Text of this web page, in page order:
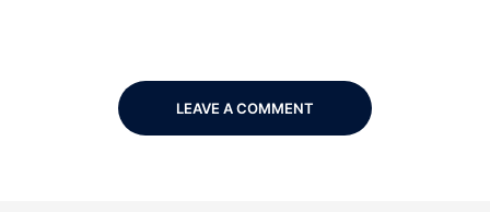
LEAVE A COMMENT